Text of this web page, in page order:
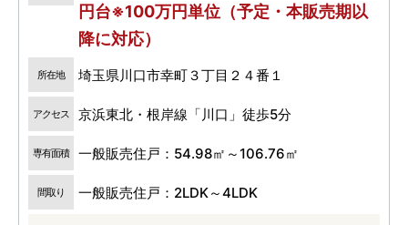
円台※100万円単位（予定・本販売期以
降に対応）
所在地 埼玉県川口市幸町３丁目２４番１
アクセス 京浜東北・根岸線「川口」徒歩5分
専有面積 一般販売住戸：54.98㎡～106.76㎡
間取り 一般販売住戸：2LDK～4LDK